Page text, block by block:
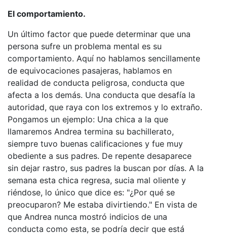
El comportamiento.
Un último factor que puede determinar que una
persona sufre un problema mental es su
comportamiento. Aquí no hablamos sencillamente
de equivocaciones pasajeras, hablamos en
realidad de conducta peligrosa, conducta que
afecta a los demás. Una conducta que desafía la
autoridad, que raya con los extremos y lo extraño.
Pongamos un ejemplo: Una chica a la que
llamaremos Andrea termina su bachillerato,
siempre tuvo buenas calificaciones y fue muy
obediente a sus padres. De repente desaparece
sin dejar rastro, sus padres la buscan por días. A la
semana esta chica regresa, sucia mal oliente y
riéndose, lo único que dice es: "¿Por qué se
preocuparon? Me estaba divirtiendo." En vista de
que Andrea nunca mostró indicios de una
conducta como esta, se podría decir que está